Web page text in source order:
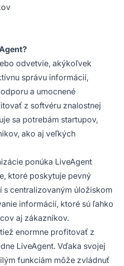
odvetvie, akýkoľvek
správu informácií,
a umocnené
z softvéru znalostnej
sa potrebám startupov,
ako aj veľkých
ponúka LiveAgent
ktoré poskytuje pevný
centralizovaným úložiskom
informácií, ktoré sú ľahko
aj zákazníkov.
enormne profitovať z
LiveAgent. Vďaka svojej
funkciám môže zvládnuť